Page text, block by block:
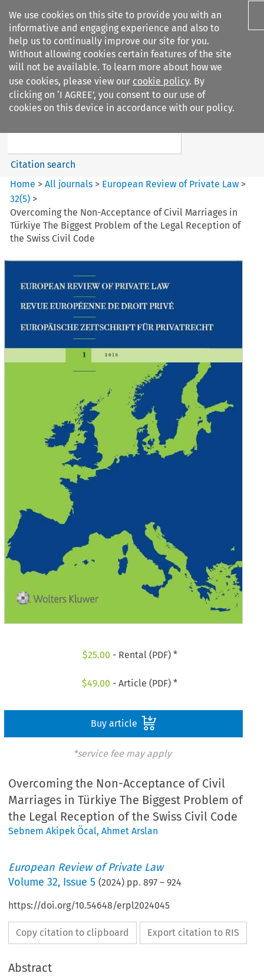
We use cookies on this site to provide you with an
informative and engaging experience and also to
help us to continually improve our site for you.
Without allowing cookies certain features of the site
will not be available. To learn more about how we
use cookies, please view our cookie policy. By
clicking on ‘I AGREE’, you consent to our use of
cookies on this device in accordance with our policy.
Search filters
European Review of Private
Search content
Citation search
Home >All journals > European Review of Private Law >
32(5) >
Overcoming the Non-Acceptance of Civil Marriages in
Türkiye The Biggest Problem of the Legal Reception of
the Swiss Civil Code
$25.00 - Rental (PDF) *
$49.00 - Article (PDF) *
Buy article
*service fee may apply
Overcoming the Non-Acceptance of Civil
Marriages in Türkiye The Biggest Problem of
the Legal Reception of the Swiss Civil Code
Sebnem Akipek Öcal,Ahmet Arslan
European Review of Private Law
Volume32, Issue 5 (2024) pp.897 –924
https://doi.org/10.54648/erpl2024045
Copy citation to clipboard Export citation to RIS
Abstract